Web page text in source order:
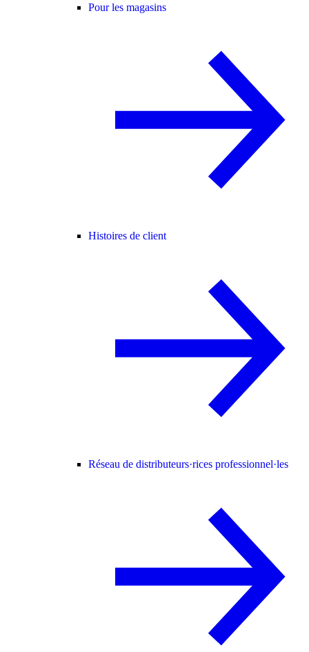
Pour les magasins
Histoires de client
Réseau de distributeurs·rices professionnel·les